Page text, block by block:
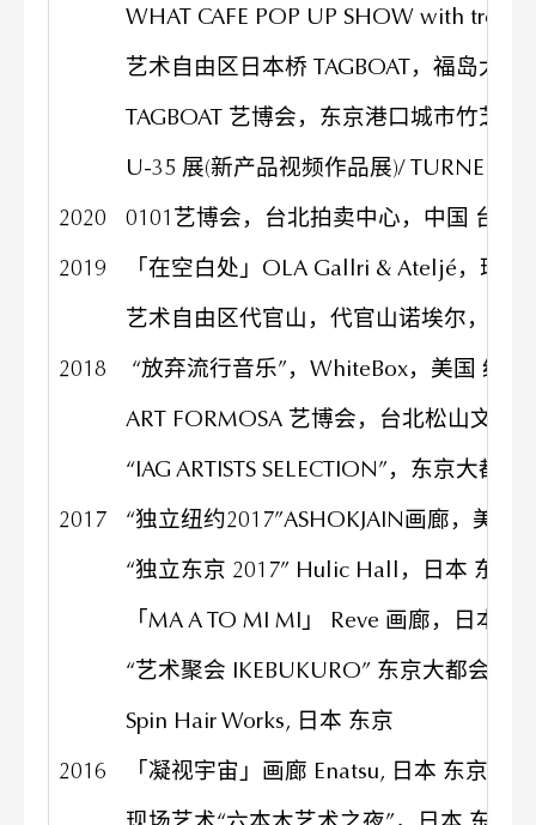
WHAT CAFE POP UP SHOW with
艺术自由区日本桥 TAGBOAT，福岛大厦
TAGBOAT 艺博会，东京港口城市竹芝，
U-35 展(新产品视频作品展)/ TURNER
2020
0101艺博会，台北拍卖中心，中国 台北
2019
「在空白处」OLA Gallri & Ateljé，瑞
艺术自由区代官山，代官山诺埃尔，日
2018
“放弃流行音乐”，WhiteBox，美国 纽约
ART FORMOSA 艺博会，台北松山文创
“IAG ARTISTS SELECTION”，东京大都
2017
“独立纽约2017”ASHOKJAIN画廊，美国
“独立东京 2017” Hulic Hall，日本 东京
「MA A TO MI MI」 Reve 画廊，日本
“艺术聚会 IKEBUKURO” 东京大都会剧
Spin Hair Works, 日本 东京
2016
「凝视宇宙」画廊 Enatsu, 日本 东京